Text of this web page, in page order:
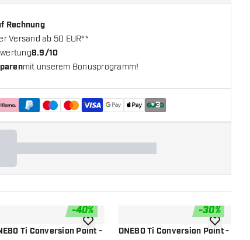
Rechnung
Versand ab 50 EUR**
8.9/10
mit unserem Bonusprogramm!
+3
hinzufügen
-40%
Ti Conversion Point -Zur Wunschliste hinzufügen
-30%
ONE80 Ti Conversion Point -
Zur